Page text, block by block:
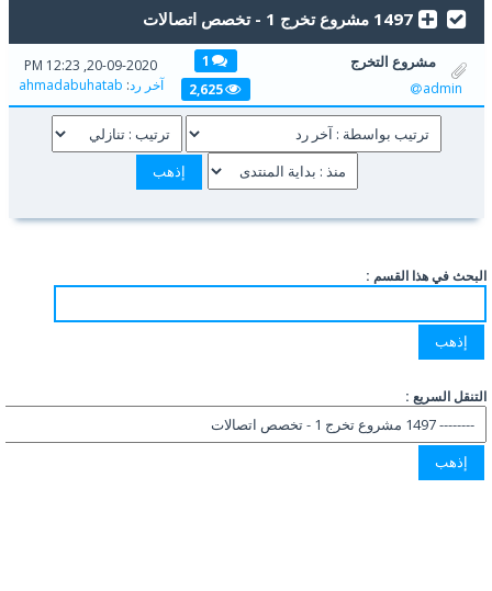
1497 مشروع تخرج 1 - تخصص اتصالات
مشروع التخرج
admin
1
2,625
20-09-2020, 12:23 PM
آخر رد:
ahmadabuhatab
البحث في هذا القسم :
التنقل السريع :